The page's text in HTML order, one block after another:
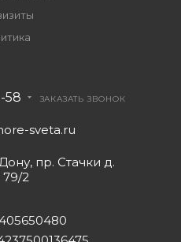
58 ЗАКАЗАТЬ ЗВОНОК
sveta.ru
пр. Стачки д.
79/2